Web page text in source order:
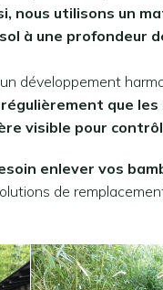
nous utilisons un
à une
développement
que
visible pour
enlever vos
de